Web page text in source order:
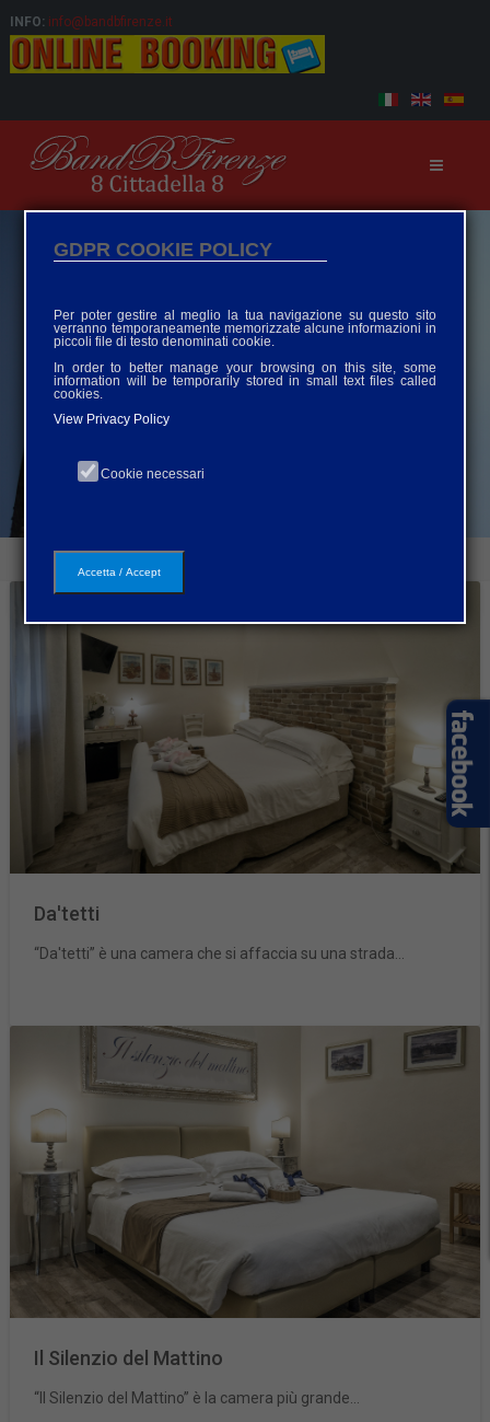
INFO: info@bandbfirenze.it
Da'tetti
“Da'tetti” è una camera che si affaccia su una strada...
Il Silenzio del Mattino
“Il Silenzio del Mattino” è la camera più grande...
GDPR COOKIE POLICY
Per poter gestire al meglio la tua navigazione su questo sito
verranno temporaneamente memorizzate alcune informazioni in
piccoli file di testo denominati cookie.
In order to better manage your browsing on this site, some
information will be temporarily stored in small text files called
cookies.
View Privacy Policy
Cookie necessari
Accetta / Accept